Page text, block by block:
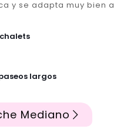
y se adapta muy bien a
largos
Mediano